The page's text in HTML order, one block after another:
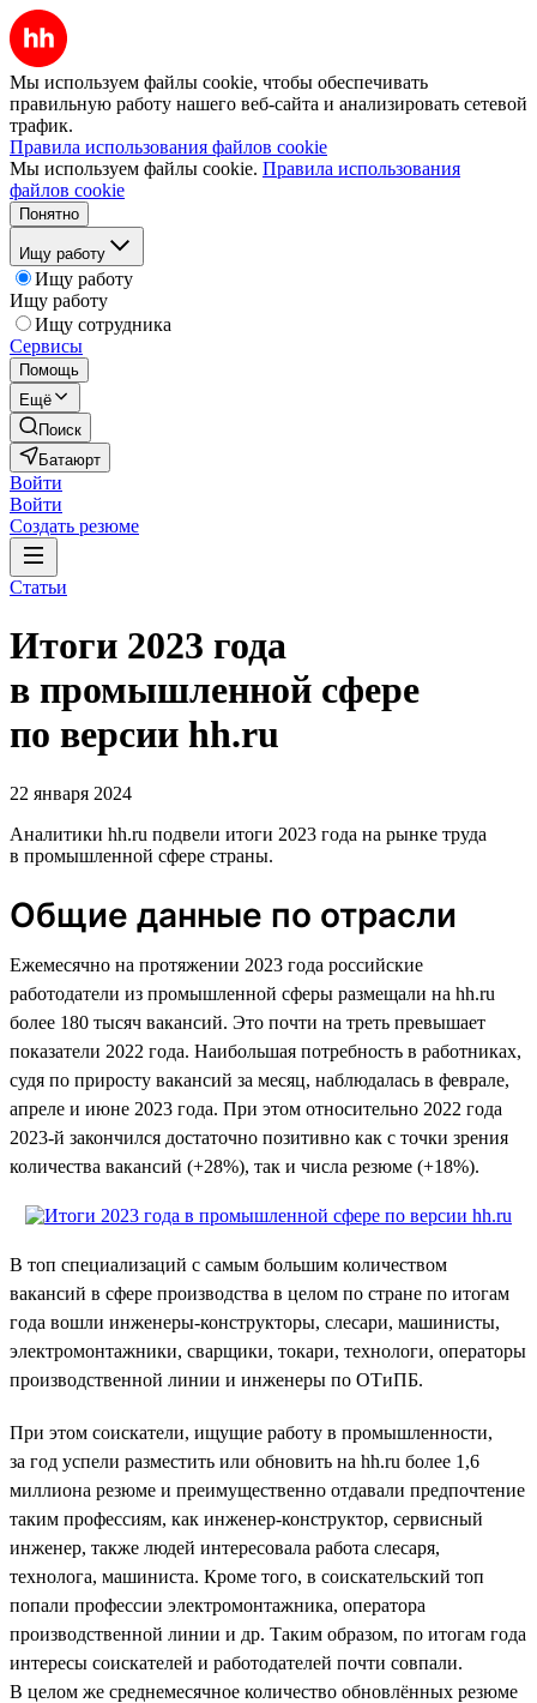
Мы используем файлы cookie, чтобы обеспечивать
правильную работу нашего веб-сайта и анализировать сетевой
трафик.
Правила использования файлов cookie
Мы используем файлы cookie. Правила использования
файлов cookie
Понятно
Ищу работу
Ищу работу
Ищу работу
Ищу сотрудника
Сервисы
Помощь
Ещё
Поиск
Батаюрт
Войти
Войти
Создать резюме
Статьи
Итоги 2023 года
в промышленной сфере
по версии hh.ru
22 января 2024
Аналитики hh.ru подвели итоги 2023 года на рынке труда
в промышленной сфере страны.
Общие данные по отрасли
Ежемесячно на протяжении 2023 года российские
работодатели из промышленной сферы размещали на hh.ru
более 180 тысяч вакансий. Это почти на треть превышает
показатели 2022 года. Наибольшая потребность в работниках,
судя по приросту вакансий за месяц, наблюдалась в феврале,
апреле и июне 2023 года. При этом относительно 2022 года
2023-й закончился достаточно позитивно как с точки зрения
количества вакансий (+28%), так и числа резюме (+18%).
В топ специализаций с самым большим количеством
вакансий в сфере производства в целом по стране по итогам
года вошли инженеры-конструкторы, слесари, машинисты,
электромонтажники, сварщики, токари, технологи, операторы
производственной линии и инженеры по ОТиПБ.
При этом соискатели, ищущие работу в промышленности,
за год успели разместить или обновить на hh.ru более 1,6
миллиона резюме и преимущественно отдавали предпочтение
таким профессиям, как инженер-конструктор, сервисный
инженер, также людей интересовала работа слесаря,
технолога, машиниста. Кроме того, в соискательский топ
попали профессии электромонтажника, оператора
производственной линии и др. Таким образом, по итогам года
интересы соискателей и работодателей почти совпали.
В целом же среднемесячное количество обновлённых резюме